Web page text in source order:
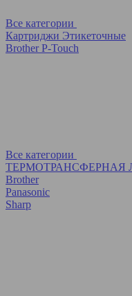
Все категории
Картриджи Этикеточные
Brother P-Touch
Все категории
ТЕРМОТРАНСФЕРНАЯ
Brother
Panasonic
Sharp